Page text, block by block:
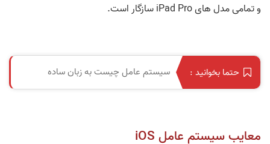
و تمامی مدل های iPad Pro سازگار است.
حتما بخوانید : سیستم عامل چیست به زبان ساده
معایب سیستم عامل iOS